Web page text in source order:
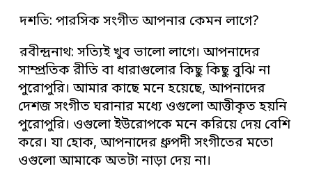
দশতি: পারসিক সংগীত আপনার কেমন লাগে?
রবীন্দ্রনাথ: সত্যিই খুব ভালো লাগে। আপনাদের
সাম্প্রতিক রীতি বা ধারাগুলোর কিছু কিছু বুঝি না
পুরোপুরি। আমার কাছে মনে হয়েছে, আপনাদের
দেশজ সংগীত ঘরানার মধ্যে ওগুলো আত্তীকৃত হয়নি
পুরোপুরি। ওগুলো ইউরোপকে মনে করিয়ে দেয় বেশি
করে। যা হোক, আপনাদের ধ্রুপদী সংগীতের মতো
ওগুলো আমাকে অতটা নাড়া দেয় না।